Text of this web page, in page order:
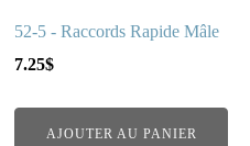
52-5 - Raccords Rapide Mâle
7.25$
AJOUTER AU PANIER